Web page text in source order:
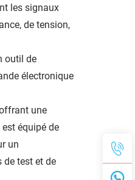
les signaux
de tension,
outil de
électronique
une
équipé de
un
de test et de